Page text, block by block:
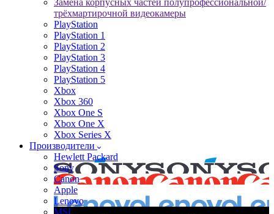
Замена корпусных частей полупрофессиональной/
трёхмартирочной видеокамеры
PlayStation
PlayStation 1
PlayStation 2
PlayStation 3
PlayStation 4
PlayStation 5
Xbox
Xbox 360
Xbox One S
Xbox One X
Xbox Series X
Производители
Hewlett Packard
Sony
Canon
Apple
Lenovo
MSI